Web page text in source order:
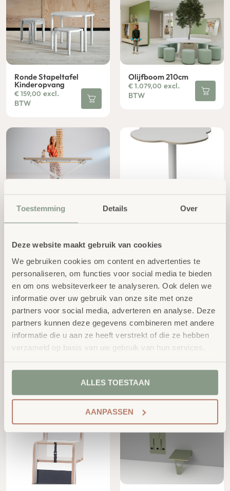
Toestemming Details Over
Deze website maakt gebruik van cookies
We gebruiken cookies om content en advertenties te
personaliseren, om functies voor social media te bieden
en om ons websiteverkeer te analyseren. Ook delen we
informatie over uw gebruik van onze site met onze
partners voor social media, adverteren en analyse. Deze
partners kunnen deze gegevens combineren met andere
informatie die u aan ze heeft verstrekt of die ze hebben
verzameld op basis van uw gebruik van hun services.
ALLES TOESTAAN
AANPASSEN
Ronde Stapeltafel
Kinderopvang
€159,00 excl.
BTW
Olijfboom 210cm
€1.079,00 excl.
BTW
PopTop - Moderne Ergo
Zit-Statafel
BTW
Fix Flower Table
€595,00 excl.
Ergo Tafel Premium
Vanaf:
€740,00 excl.
Ergo Bank met Magneet
Vanaf:
BTW